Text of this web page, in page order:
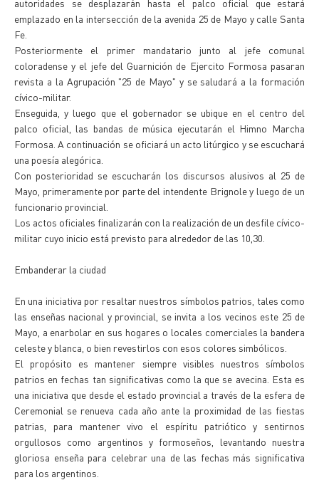
autoridades se desplazarán hasta el palco oficial que estará
emplazado en la intersección de la avenida 25 de Mayo y calle Santa
Fe.
Posteriormente el primer mandatario junto al jefe comunal
coloradense y el jefe del Guarnición de Ejercito Formosa pasaran
revista a la Agrupación "25 de Mayo" y se saludará a la formación
cívico-militar.
Enseguida, y luego que el gobernador se ubique en el centro del
palco oficial, las bandas de música ejecutarán el Himno Marcha
Formosa. A continuación se oficiará un acto litúrgico y se escuchará
una poesía alegórica.
Con posterioridad se escucharán los discursos alusivos al 25 de
Mayo, primeramente por parte del intendente Brignole y luego de un
funcionario provincial.
Los actos oficiales finalizarán con la realización de un desfile cívico-
militar cuyo inicio está previsto para alrededor de las 10,30.
Embanderar la ciudad
En una iniciativa por resaltar nuestros símbolos patrios, tales como
las enseñas nacional y provincial, se invita a los vecinos este 25 de
Mayo, a enarbolar en sus hogares o locales comerciales la bandera
celeste y blanca, o bien revestirlos con esos colores simbólicos.
El propósito es mantener siempre visibles nuestros símbolos
patrios en fechas tan significativas como la que se avecina. Esta es
una iniciativa que desde el estado provincial a través de la esfera de
Ceremonial se renueva cada año ante la proximidad de las fiestas
patrias, para mantener vivo el espíritu patriótico y sentirnos
orgullosos como argentinos y formoseños, levantando nuestra
gloriosa enseña para celebrar una de las fechas más significativa
para los argentinos.